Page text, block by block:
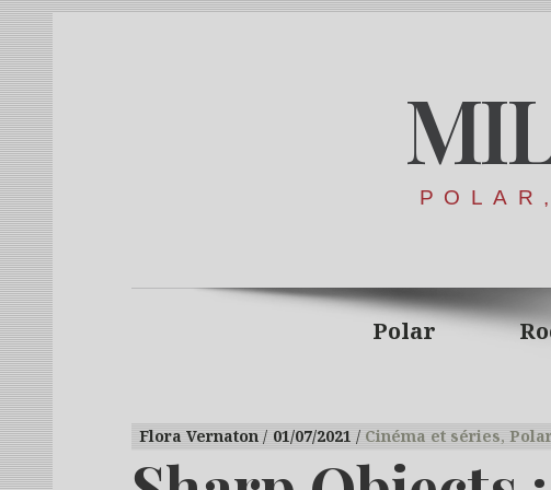
Polar
Flora Vernaton 01/07/2021 Cinéma et séries,